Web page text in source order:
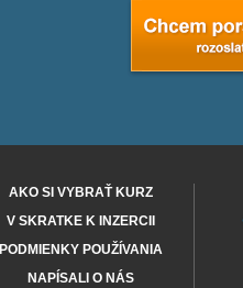
AKO SI VYBRAŤ KURZ
V SKRATKE K INZERCII
PODMIENKY POUŽÍVANIA
NAPÍSALI O NÁS